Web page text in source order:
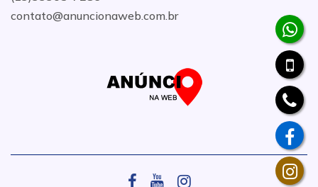
contato@anuncionaweb.com.br